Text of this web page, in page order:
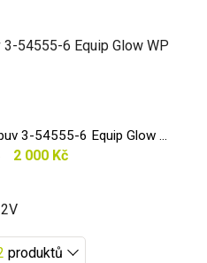
3-54555-6 Equip Glow ...
2 000 Kč
produktů